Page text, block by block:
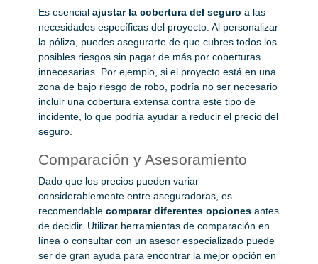
Es esencial ajustar la cobertura del seguro a las
necesidades específicas del proyecto. Al personalizar
la póliza, puedes asegurarte de que cubres todos los
posibles riesgos sin pagar de más por coberturas
innecesarias. Por ejemplo, si el proyecto está en una
zona de bajo riesgo de robo, podría no ser necesario
incluir una cobertura extensa contra este tipo de
incidente, lo que podría ayudar a reducir el precio del
seguro.
Comparación y Asesoramiento
Dado que los precios pueden variar
considerablemente entre aseguradoras, es
recomendable comparar diferentes opciones antes
de decidir. Utilizar herramientas de comparación en
línea o consultar con un asesor especializado puede
ser de gran ayuda para encontrar la mejor opción en